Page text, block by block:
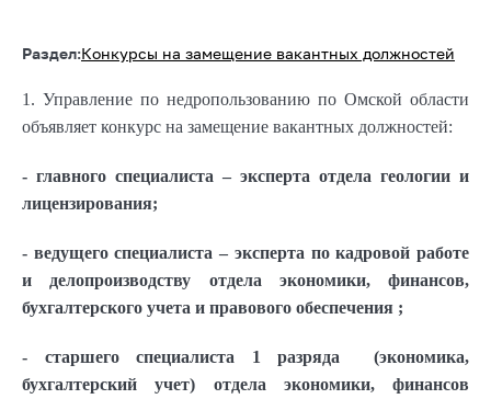
Раздел:Конкурсы на замещение вакантных должностей
1. Управление по недропользованию по Омской области
объявляет конкурс на замещение вакантных должностей:
- главного специалиста – эксперта отдела геологии и
лицензирования;
- ведущего специалиста – эксперта по кадровой работе
и делопроизводству отдела экономики, финансов,
бухгалтерского учета и правового обеспечения ;
- старшего специалиста 1 разряда (экономика,
бухгалтерский учет) отдела экономики, финансов